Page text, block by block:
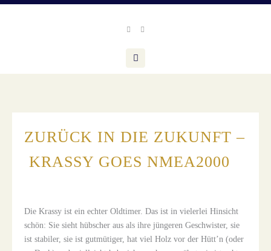
ZURÜCK IN DIE ZUKUNFT –
KRASSY GOES NMEA2000
Die Krassy ist ein echter Oldtimer. Das ist in vielerlei Hinsicht
schön: Sie sieht hübscher aus als ihre jüngeren Geschwister, sie
ist stabiler, sie ist gutmütiger, hat viel Holz vor der Hütt’n (oder